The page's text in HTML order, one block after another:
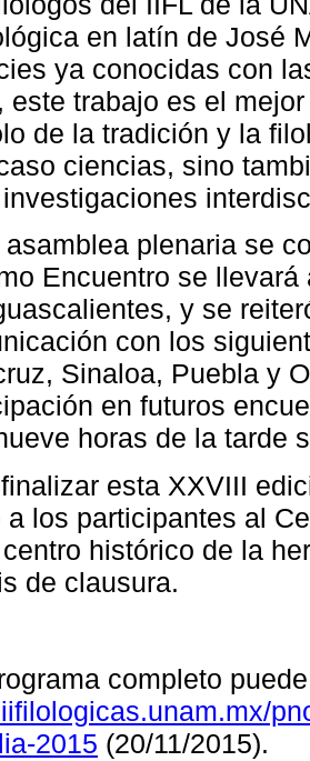
en latín de José
ya conocidas con
este trabajo es el
de la tradición y la
ciencias, sino
asamblea plenaria se
Encuentro se
y se
con los
Sinaloa, Puebla y
en futuros
horas de la tarde
esta XXVIII
a los participantes al
histórico de la
de clausura.
completo
2015 (20/11/2015).